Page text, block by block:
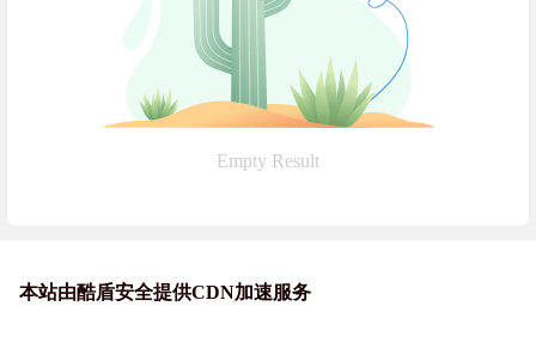
Empty Result
本站由酷盾安全提供CDN加速服务